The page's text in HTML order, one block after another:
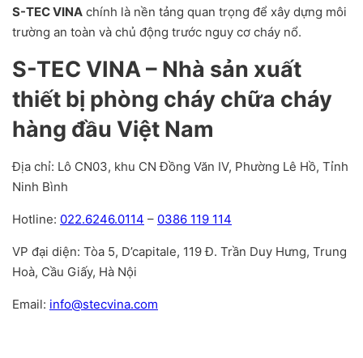
S-TEC VINA chính là nền tảng quan trọng để xây dựng môi
trường an toàn và chủ động trước nguy cơ cháy nổ.
S-TEC VINA – Nhà sản xuất
thiết bị phòng cháy chữa cháy
hàng đầu Việt Nam
Địa chỉ: Lô CN03, khu CN Đồng Văn IV, Phường Lê Hồ, Tỉnh
Ninh Bình
Hotline: 022.6246.0114 – 0386 119 114
VP đại diện: Tòa 5, D’capitale, 119 Đ. Trần Duy Hưng, Trung
Hoà, Cầu Giấy, Hà Nội
Email: info@stecvina.com